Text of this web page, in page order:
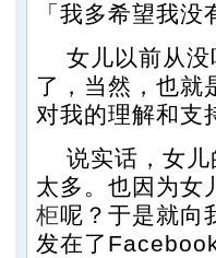
「我多希望我没
女儿以前从没
了，当然，也就
对我的理解和支
说实话，女儿
太多。也因为女
柜呢？于是就向
发在了Facebook